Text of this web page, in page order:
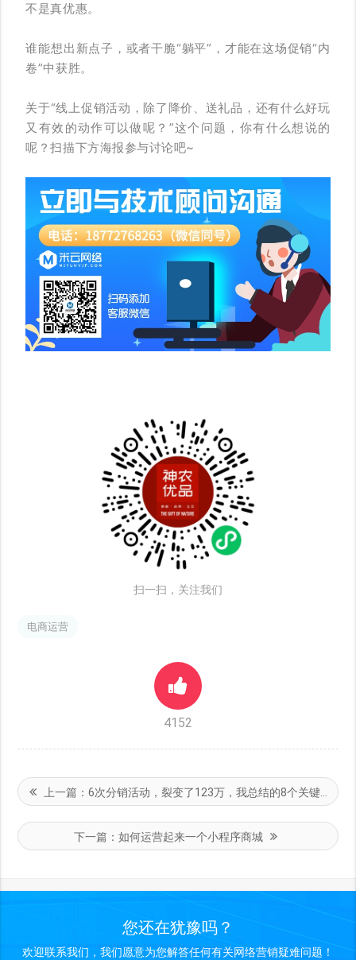
不是真优惠。
谁能想出新点子，或者干脆“躺平”，才能在这场促销“内
卷”中获胜。
关于“线上促销活动，除了降价、送礼品，还有什么好玩
又有效的动作可以做呢？”这个问题，你有什么想说的
呢？扫描下方海报参与讨论吧~
扫一扫，关注我们
电商运营
4152
上一篇：6次分销活动，裂变了123万，我总结的8个关键点（坑）
下一篇：如何运营起来一个小程序商城
您还在犹豫吗？
欢迎联系我们，我们愿意为您解答任何有关网络营销疑难问题！